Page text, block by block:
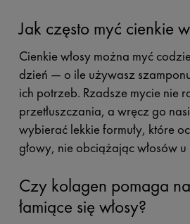
Jak często myć cienkie
Cienkie włosy można myć
dzień — o ile używasz
ich potrzeb. Rzadsze mycie nie
przetłuszczania, a wręcz go
wybierać lekkie formuły, które
głowy, nie obciążając włosów u
Czy kolagen pomaga
łamiące się włosy?